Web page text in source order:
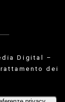
Digital –
dei